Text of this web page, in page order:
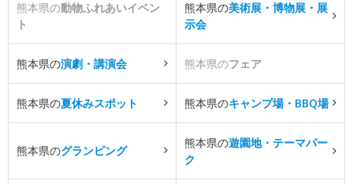
熊本県の動物ふれあいイベン
ト
熊本県の美術展・博物展・展
示会
熊本県の演劇・講演会 熊本県のフェア
熊本県の夏休みスポット 熊本県のキャンプ場・BBQ場
熊本県のグランピング
熊本県の遊園地・テーマパー
ク